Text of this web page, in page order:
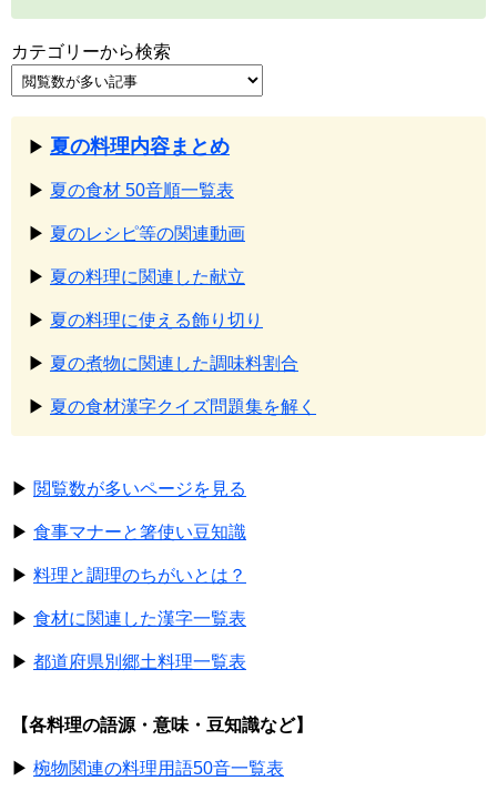
カテゴリーから検索
▶ 夏の料理内容まとめ
▶ 夏の食材 50音順一覧表
▶ 夏のレシピ等の関連動画
▶ 夏の料理に関連した献立
▶ 夏の料理に使える飾り切り
▶ 夏の煮物に関連した調味料割合
▶ 夏の食材漢字クイズ問題集を解く
▶ 閲覧数が多いページを見る
▶ 食事マナーと箸使い豆知識
▶ 料理と調理のちがいとは？
▶ 食材に関連した漢字一覧表
▶ 都道府県別郷土料理一覧表
【各料理の語源・意味・豆知識など】
▶ 椀物関連の料理用語50音一覧表